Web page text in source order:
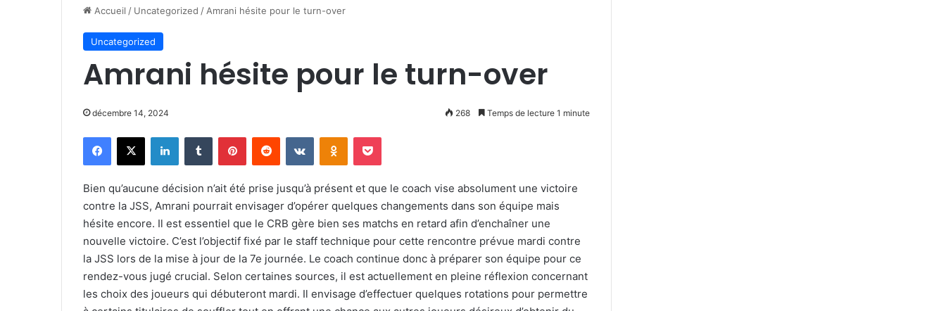
Accueil / Uncategorized / Amrani hésite pour le turn-over
Uncategorized
Amrani hésite pour le turn-over
décembre 14, 2024 268 Temps de lecture 1 minute
Facebook
X LinkedinTumblr PinterestReddit VKontakteOdnoklassniki
Pocket
Bien qu’aucune décision n’ait été prise jusqu’à présent et que le coach vise absolument une victoire
contre la JSS, Amrani pourrait envisager d’opérer quelques changements dans son équipe mais
hésite encore. Il est essentiel que le CRB gère bien ses matchs en retard afin d’enchaîner une
nouvelle victoire. C’est l’objectif fixé par le staff technique pour cette rencontre prévue mardi contre
la JSS lors de la mise à jour de la 7e journée. Le coach continue donc à préparer son équipe pour ce
rendez-vous jugé crucial. Selon certaines sources, il est actuellement en pleine réflexion concernant
les choix des joueurs qui débuteront mardi. Il envisage d’effectuer quelques rotations pour permettre